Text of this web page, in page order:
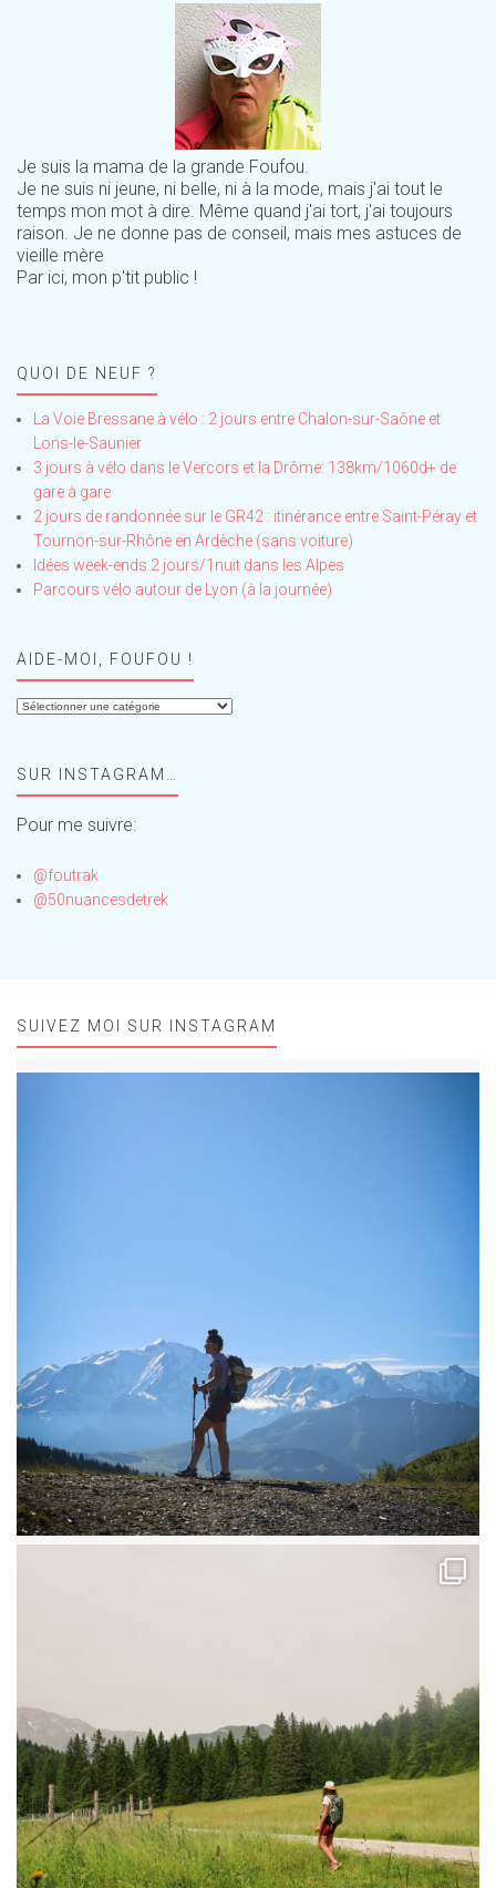
Je suis la mama de la grande Foufou.
Je ne suis ni jeune, ni belle, ni à la mode, mais j'ai tout le
temps mon mot à dire. Même quand j'ai tort, j'ai toujours
raison. Je ne donne pas de conseil, mais mes astuces de
vieille mère
Par ici, mon p'tit public !
QUOI DE NEUF ?
La Voie Bressane à vélo : 2 jours entre Chalon-sur-Saône et
Lons-le-Saunier
3 jours à vélo dans le Vercors et la Drôme: 138km/1060d+ de
gare à gare
2 jours de randonnée sur le GR42 : itinérance entre Saint-Péray et
Tournon-sur-Rhône en Ardèche (sans voiture)
Idées week-ends 2 jours/1nuit dans les Alpes
Parcours vélo autour de Lyon (à la journée)
AIDE-MOI, FOUFOU !
Aide-
!SUR INSTAGRAM…
Pour me suivre:
@foutrak
@50nuancesdetrek
SUIVEZ MOI SUR INSTAGRAM